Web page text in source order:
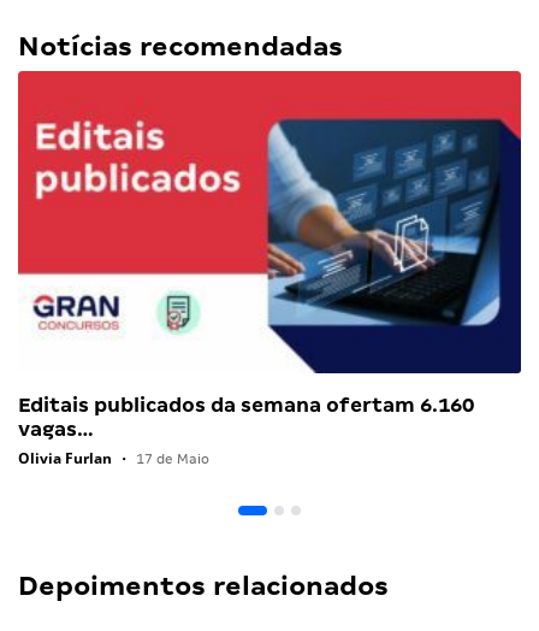
Notícias recomendadas
Editais publicados da semana ofertam 6.160
vagas…
Olivia Furlan • 17 de Maio
Depoimentos relacionados